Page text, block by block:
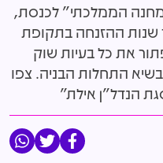
הממלכתי" לכנסת,
שנות ההזנחה בתקופת
את כל בעיות שוק
התחלות הבניה. צפו
הנדל"ן אילת"